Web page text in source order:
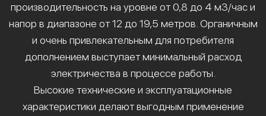
производительность на уровне от 0,8 до 4 м3/час и
напор в диапазоне от 12 до 19,5 метров. Органичным
и очень привлекательным для потребителя
дополнением выступает минимальный расход
электричества в процессе работы.
Высокие технические и эксплуатационные
характеристики делают выгодным применение